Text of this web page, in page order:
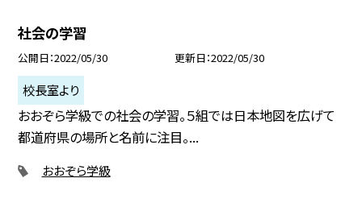
社会の学習
公開日 2022/05/30 更新日 2022/05/30
校長室より
おおぞら学級での社会の学習。５組では日本地図を広げて
都道府県の場所と名前に注目。...
おおぞら学級